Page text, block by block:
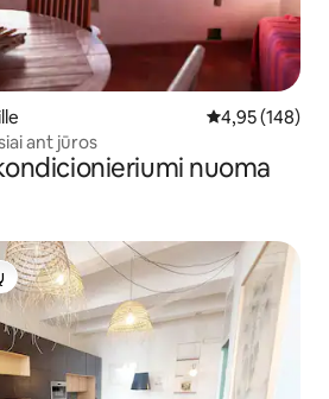
Vidutinis
4,95 (148)
Namas su baseinu tiesiai ant jūros
nuoma